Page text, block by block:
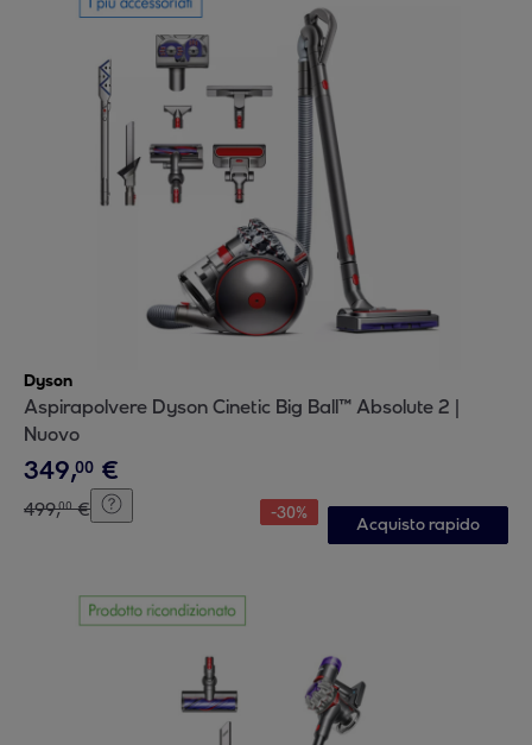
Dyson
Aspirapolvere Dyson Cinetic Big Ball™ Absolute 2 |
Nuovo
349,00 €
499,00 € -30%
Acquisto rapido